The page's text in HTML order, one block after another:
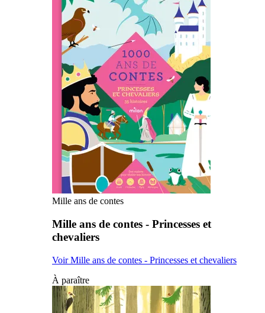
Mille ans de contes
Mille ans de contes - Princesses et
chevaliers
Voir Mille ans de contes - Princesses et chevaliers
À paraître